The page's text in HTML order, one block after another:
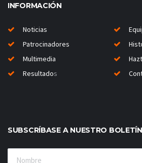
INFORMACIÓN
Noticias
Patrocinadores
Multimedia
Resultados
SUBSCRÍBASE A NUESTRO BOLETÍN